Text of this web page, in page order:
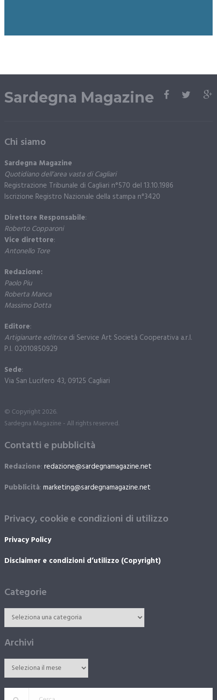
Sardegna Magazine
Chi siamo
Sardegna Magazine
Quotidiano dell’area vasta di Cagliari
Registrazione Tribunale di Cagliari n°570 del 13.10.1986
Iscrizione Registro Nazionale della stampa n°3420
Direttore Responsabile:
Roberto Copparoni
Vice direttore:
Antonello Tore
Redazione:
Paolo Piu
Roberta Manca
Massimo Dotta
Editore:
Artigianarte editricedi Service Art Società Cooperativa a.r.l.
P.I. 02010850929
Sede:
Via San Lucifero 43, 09125 Cagliari
© Copyright 2026.
Sardegna Magazine - All rights reserved.
Contatti e pubblicità
Redazione: redazione@sardegnamagazine.net
Pubblicità: marketing@sardegnamagazine.net
Privacy, cookie e condizioni di utilizzo
Privacy Policy
Disclaimer e condizioni d’utilizzo (Copyright)
Categorie
Archivi